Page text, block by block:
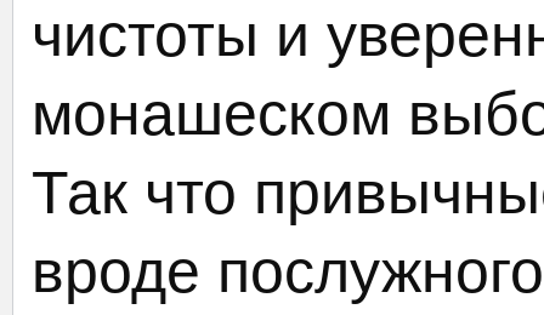
чистоты и
монашеском
Так что
вроде